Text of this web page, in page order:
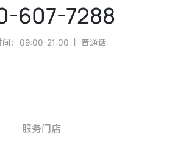
607-7288
间：09:00-21:00 ｜ 普通话
服务门店